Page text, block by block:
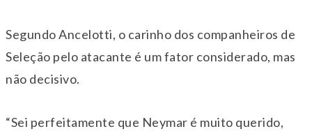
Segundo Ancelotti, o carinho dos companheiros de
Seleção pelo atacante é um fator considerado, mas
não decisivo.
“Sei perfeitamente que Neymar é muito querido,